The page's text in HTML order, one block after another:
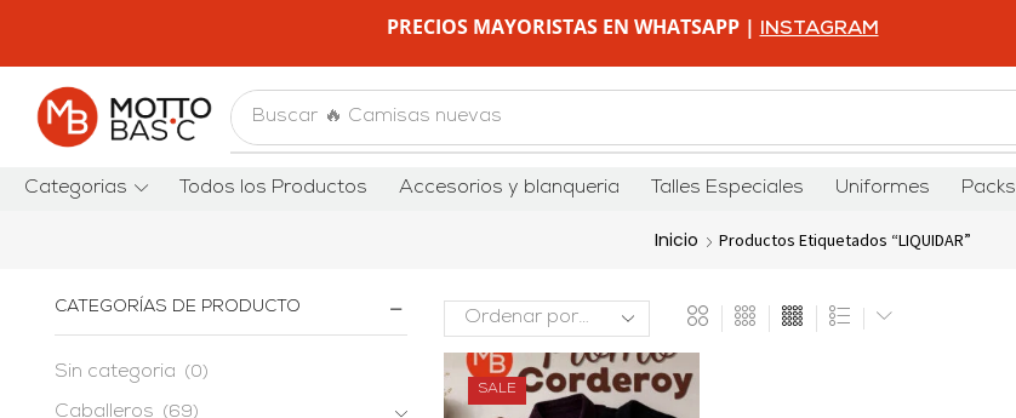
PRECIOS MAYORISTAS EN WHATSAPP | INSTAGRAM
Buscar 🔥 Camisas nuevas
Categorias Todos los Productos Accesorios y blanqueria Talles Especiales Uniformes Packs
Inicio Productos Etiquetados “LIQUIDAR”
SALE
CATEGORÍAS DE PRODUCTO
Sin categoria (0)
Caballeros (69)